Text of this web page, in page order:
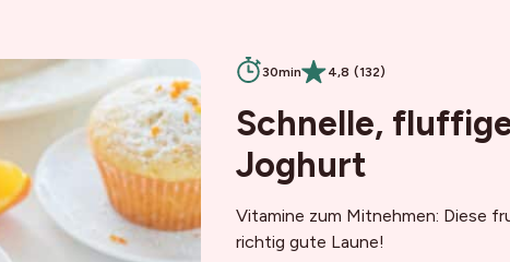
30min 4,8 (132)
Schnelle,
Joghurt
Vitamine zum Mitnehmen: Diese
richtig gute Laune!